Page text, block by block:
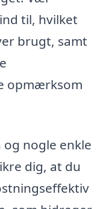
til, hvilket
brugt, samt
opmærksom
nogle enkle
dig, at du